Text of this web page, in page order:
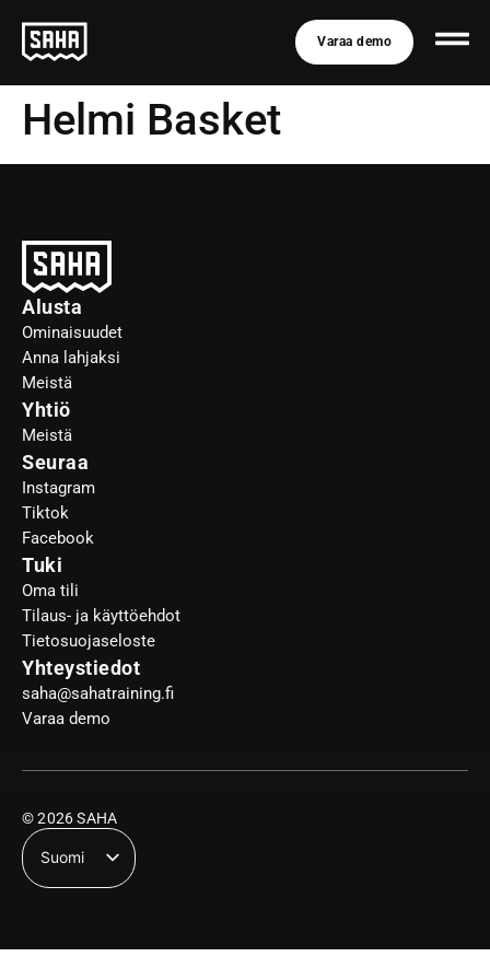
Varaa demo
Helmi Basket
Alusta
Ominaisuudet
Anna lahjaksi
Meistä
Yhtiö
Meistä
Seuraa
Instagram
Tiktok
Facebook
Tuki
Oma tili
Tilaus- ja käyttöehdot
Tietosuojaseloste
Yhteystiedot
saha@sahatraining.fi
Varaa demo
© 2026 SAHA
Suomi
English